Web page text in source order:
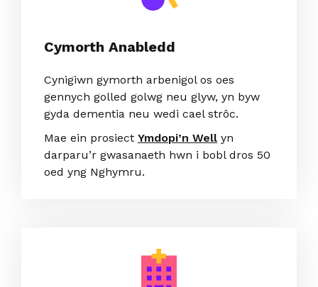
Cymorth Anabledd
Cynigiwn gymorth arbenigol os oes
gennych golled golwg neu glyw, yn byw
gyda dementia neu wedi cael strôc.
Mae ein prosiect Ymdopi’n Well yn
darparu’r gwasanaeth hwn i bobl dros 50
oed yng Nghymru.